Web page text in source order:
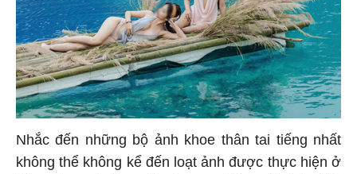
Nhắc đến những bộ ảnh khoe thân tai tiếng nhất
không thể không kể đến loạt ảnh được thực hiện ở